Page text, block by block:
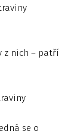
z nich – patří
se o